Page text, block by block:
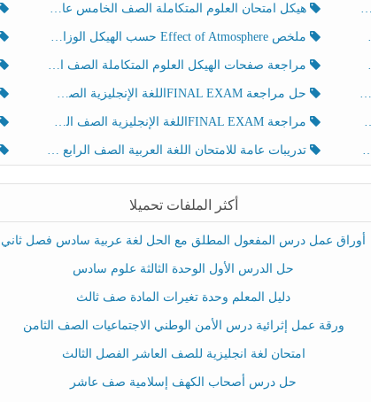
هيكل امتحان العلوم المتكاملة الصف الخامس عام الفصل الدراسي الثالث 2025-2026
ملخص Effect of Atmosphere حسب الهيكل الوزاري العلوم المتكاملة الصف الخامس انسبير الفصل الثالث
مراجعة صفحات الهيكل العلوم المتكاملة الصف الخامس انسبير الفصل الثالث
حل مراجعة FINAL EXAMاللغة الإنجليزية الصف الخامس الفصل الثالث
مراجعة FINAL EXAMاللغة الإنجليزية الصف الخامس الفصل الثالث
تدريبات عامة للامتحان اللغة العربية الصف الرابع الفصل الثالث
أكثر الملفات تحميلا
أوراق عمل درس المفعول المطلق مع الحل لغة عربية سادس فصل ثاني
حل الدرس الأول الوحدة الثالثة علوم سادس
دليل المعلم وحدة تغيرات المادة صف ثالث
ورقة عمل إثرائية درس الأمن الوطني الاجتماعيات الصف الثامن
امتحان لغة انجليزية للصف العاشر الفصل الثالث
حل درس أصحاب الكهف إسلامية صف عاشر